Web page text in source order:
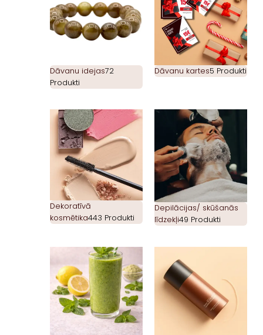
Dāvanu idejas72
Produkti
Dāvanu kartes5 Produkti
Dekoratīvā
kosmētika443 Produkti
Depilācijas/ skūšanās
līdzekļi49 Produkti